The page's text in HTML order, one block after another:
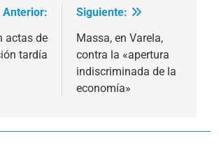
Anterior:
actas de
tardía
Siguiente:
Massa, en Varela,
contra la «apertura
indiscriminada de la
economía»